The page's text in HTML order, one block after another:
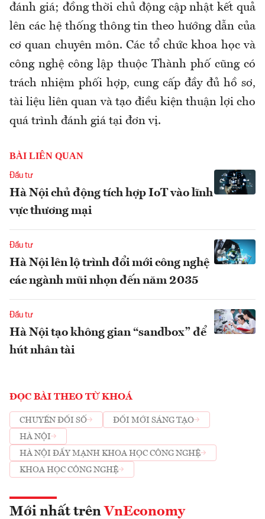
đánh giá; đồng thời chủ động cập nhật kết quả
lên các hệ thống thông tin theo hướng dẫn của
cơ quan chuyên môn. Các tổ chức khoa học và
công nghệ công lập thuộc Thành phố cũng có
trách nhiệm phối hợp, cung cấp đầy đủ hồ sơ,
tài liệu liên quan và tạo điều kiện thuận lợi cho
quá trình đánh giá tại đơn vị.
BÀI LIÊN QUAN
Đầu tư
Hà Nội chủ động tích hợp IoT vào lĩnh
vực thương mại
Đầu tư
Hà Nội lên lộ trình đổi mới công nghệ
các ngành mũi nhọn đến năm 2035
Đầu tư
Hà Nội tạo không gian “sandbox” để
hút nhân tài
ĐỌC BÀI THEO TỪ KHOÁ
CHUYỂN ĐỔI SỐ
ĐỔI MỚI SÁNG TẠO
HÀ NỘI
HÀ NỘI ĐẨY MẠNH KHOA HỌC CÔNG NGHỆ
KHOA HỌC CÔNG NGHỆ
Mới nhất trên VnEconomy